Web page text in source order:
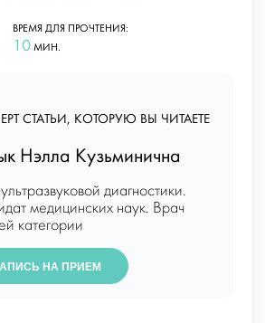
ВРЕМЯ ДЛЯ ПРОЧТЕНИЯ:
10 МИН.
СТАТЬИ, КОТОРУЮ ВЫ ЧИТАЕТЕ
Нэлла Кузьминична
диагностики.
медицинских наук. Врач
категории
НА ПРИЕМ